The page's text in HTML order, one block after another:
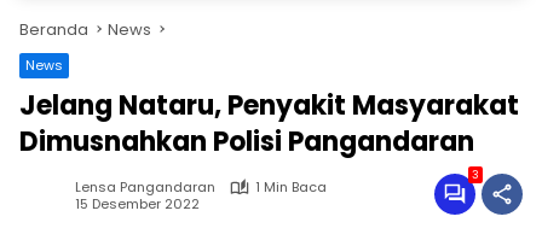
Beranda News
News
Jelang Nataru, Penyakit Masyarakat
Dimusnahkan Polisi Pangandaran
Lensa Pangandaran
1 Min Baca
15 Desember 2022
3